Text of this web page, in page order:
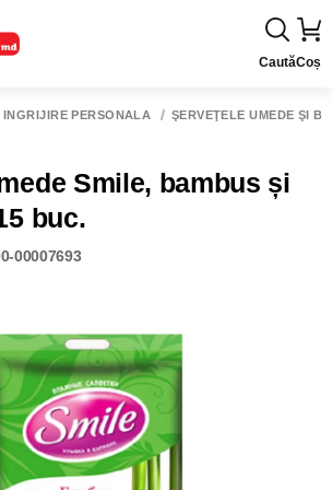
CautăCoș
ÎNGRIJIRE PERSONALĂ ŞERVEŢELE UMEDE ŞI
Smile, bambus și
buc.
00007693